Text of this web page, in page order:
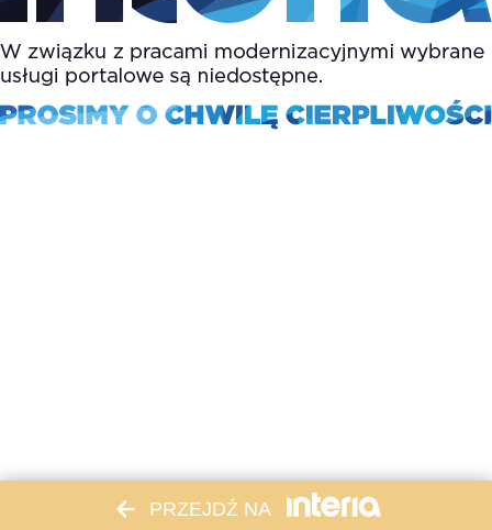
PRZEJDŹ NA